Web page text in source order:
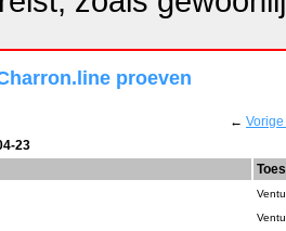
proeven
←
23